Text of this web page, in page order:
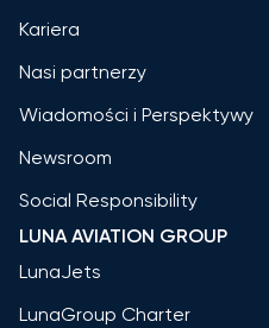
Kariera
Nasi partnerzy
Wiadomości i Perspektywy
Newsroom
Social Responsibility
LUNA AVIATION GROUP
LunaJets
LunaGroup Charter